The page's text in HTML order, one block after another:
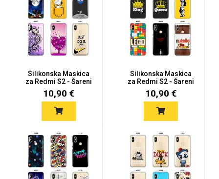
Silikonska Maskica
za Redmi S2 - Šareni
motiv...
10,90 €
Silikonska Maskica
za Redmi S2 - Šareni
motiv...
10,90 €